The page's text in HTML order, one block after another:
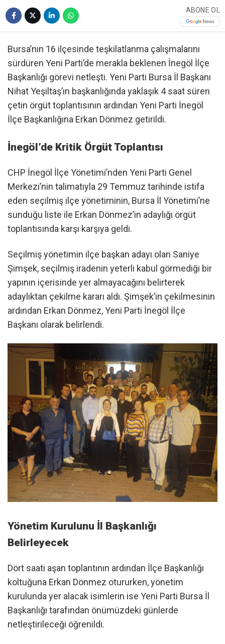
ABONE OL
Bursa’nın 16 ilçesinde teşkilatlanma çalışmalarını
sürdüren Yeni Parti’de merakla beklenen İnegöl İlçe
Başkanlığı görevi netleşti. Yeni Parti Bursa İl Başkanı
Nihat Yeşiltaş’ın başkanlığında yaklaşık 4 saat süren
çetin örgüt toplantısının ardından Yeni Parti İnegöl
İlçe Başkanlığına Erkan Dönmez getirildi.
İnegöl’de Kritik Örgüt Toplantısı
​CHP İnegöl İlçe Yönetimi’nden Yeni Parti Genel
Merkezi’nin talimatıyla 29 Temmuz tarihinde istifa
eden seçilmiş ilçe yönetiminin, Bursa İl Yönetimi’ne
sunduğu liste ile Erkan Dönmez’in adaylığı örgüt
toplantısında karşı karşıya geldi.
​Seçilmiş yönetimin ilçe başkan adayı olan Saniye
Şimşek, seçilmiş iradenin yeterli kabul görmediği bir
yapının içerisinde yer almayacağını belirterek
adaylıktan çekilme kararı aldı. Şimşek’in çekilmesinin
ardından Erkan Dönmez, Yeni Parti İnegöl İlçe
Başkanı olarak belirlendi.
Yönetim Kurulunu İl Başkanlığı
Belirleyecek
​Dört saati aşan toplantının ardından İlçe Başkanlığı
koltuğuna Erkan Dönmez otururken, yönetim
kurulunda yer alacak isimlerin ise Yeni Parti Bursa İl
Başkanlığı tarafından önümüzdeki günlerde
netleştirileceği öğrenildi.